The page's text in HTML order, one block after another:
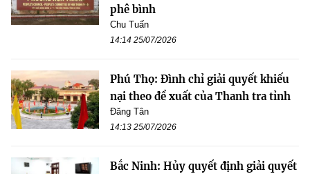
phê bình
Chu Tuấn
14:14 25/07/2026
Phú Thọ: Đình chỉ giải quyết khiếu
nại theo đề xuất của Thanh tra tỉnh
Đăng Tân
14:13 25/07/2026
Bắc Ninh: Hủy quyết định giải quyết